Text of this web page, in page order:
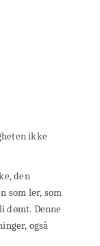
ikke
den
som ler, som
dømt. Denne
også